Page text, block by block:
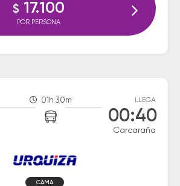
$ 17.100
POR PERSONA
01h 30m LLEGA
00:40
Carcaraña
CAMA